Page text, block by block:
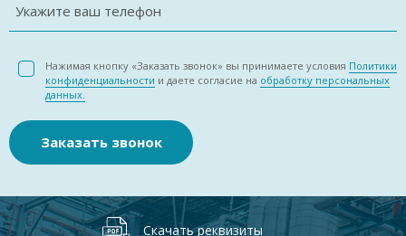
Укажите ваш телефон
Нажимая кнопку «Заказать звонок» вы принимаете условия Политики
конфиденциальности и даете согласие на обработку персональных
данных.
Заказать звонок
Скачать реквизиты